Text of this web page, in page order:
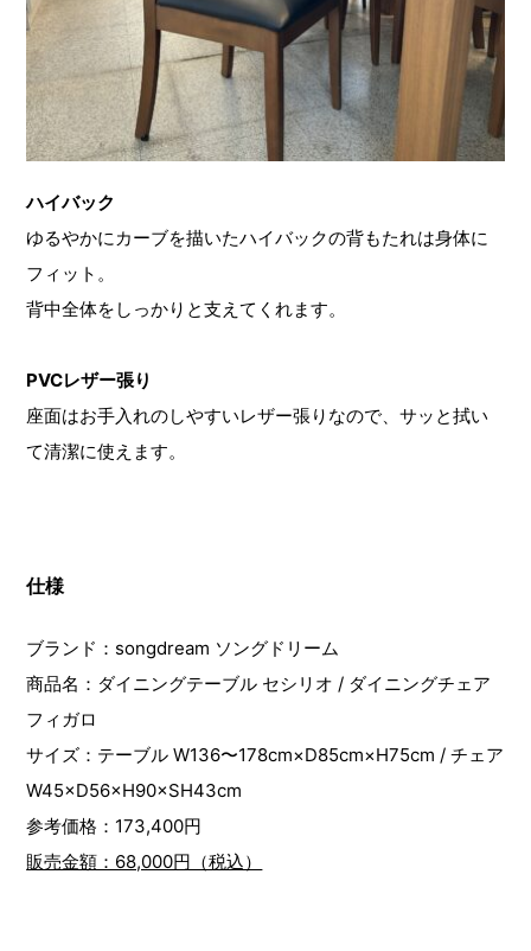
ハイバック
ゆるやかにカーブを描いたハイバックの背もたれは身体に
フィット。
背中全体をしっかりと支えてくれます。
PVCレザー張り
座面はお手入れのしやすいレザー張りなので、サッと拭い
て清潔に使えます。
仕様
ブランド：songdream ソングドリーム
商品名：ダイニングテーブル セシリオ / ダイニングチェア
フィガロ
サイズ：テーブル W136〜178cm×D85cm×H75cm / チェア
W45×D56×H90×SH43cm
参考価格：173,400円
販売金額：68,000円（税込）